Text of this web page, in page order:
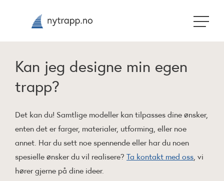
Kan jeg designe min egen
trapp?
Det kan du! Samtlige modeller kan tilpasses dine ønsker,
enten det er farger, materialer, utforming, eller noe
annet. Har du sett noe spennende eller har du noen
spesielle ønsker du vil realisere? Ta kontakt med oss, vi
hører gjerne på dine ideer.